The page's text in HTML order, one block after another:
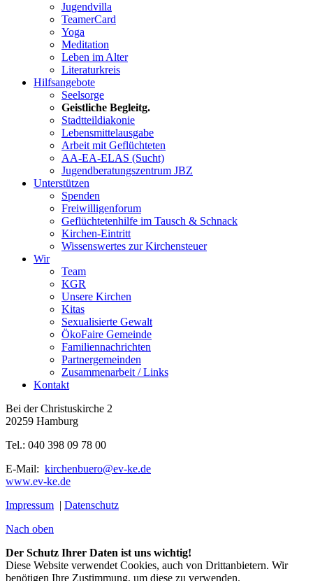
Jugendvilla
TeamerCard
Yoga
Meditation
Leben im Alter
Literaturkreis
Hilfsangebote
Seelsorge
Geistliche Begleitg.
Stadtteildiakonie
Lebensmittelausgabe
Arbeit mit Geflüchteten
AA-EA-ELAS (Sucht)
Jugendberatungs­zentrum JBZ
Unterstützen
Spenden
Freiwilligenforum
Geflüchtetenhilfe im Tausch & Schnack
Kirchen-Eintritt
Wissenswertes zur Kirchensteuer
Wir
Team
KGR
Unsere Kirchen
Kitas
Sexualisierte Gewalt
ÖkoFaire Gemeinde
Familiennachrichten
Partnergemeinden
Zusammenarbeit / Links
Kontakt
Bei der Christuskirche 2
20259 Hamburg
Tel.: 040 398 09 78 00
E-Mail: kirchenbuero@ev-ke.de
www.ev-ke.de
Impressum | Datenschutz
Nach oben
Der Schutz Ihrer Daten ist uns wichtig!
Diese Website verwendet Cookies, auch von Drittanbietern. Wir
benötigen Ihre Zustimmung, um diese zu verwenden.